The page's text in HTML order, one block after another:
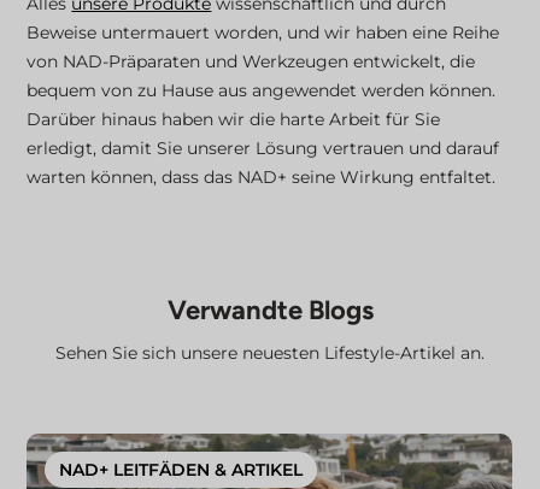
Beweise untermauert worden, und wir haben eine Reihe
von NAD-Präparaten und Werkzeugen entwickelt, die
bequem von zu Hause aus angewendet werden können.
Darüber hinaus haben wir die harte Arbeit für Sie
erledigt, damit Sie unserer Lösung vertrauen und darauf
warten können, dass das NAD+ seine Wirkung entfaltet.
Verwandte Blogs
Sehen Sie sich unsere neuesten Lifestyle-Artikel an.
NAD+ LEITFÄDEN & ARTIKEL